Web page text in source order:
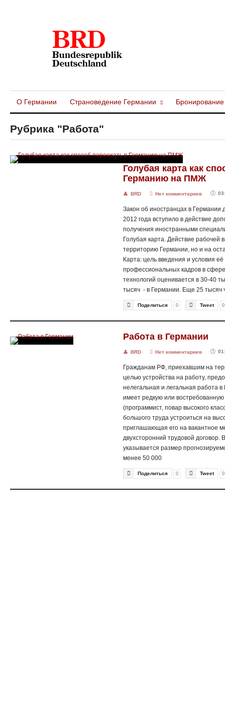
О Германии Страноведение Германии
Рубрика "Работа"
🔍
Читать запись полностьюГолубая карта как
Германию на ПМЖ
👤 BRD  Нет комментариев 🕔
Закон об иностранцах в Германии
2012 года вступило в действие
получения иностранными
Голубая карта. Действие рабочей
территорию Германии, но и на
Карта: цель введения и условия
профессиональных кадров в
технологий оценивается в 30-40
тысяч - в Германии. Еще 25 тысяч
 Поделиться 0  Tweet 0
🔍 Работа в Германии
👤 BRD  Нет комментариев 🕔
Гражданам РФ, приехавшим на
целью устройства на работу,
нелегальная и легальная работа
имеет редкую или востребованную
(программист, повар высокого
большого труда устроиться на
приглашающая его на вакантное
двухсторонний трудовой договор.
указывается размер
менее 50 000
 Поделиться 0  Tweet 0